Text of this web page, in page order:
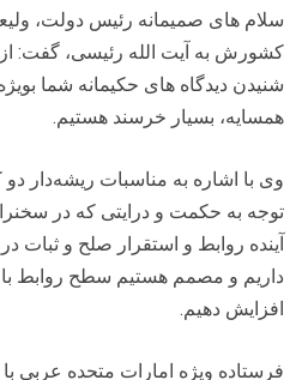
سلام های صمیمانه رئیس دولت،
کشورش به آیت الله رئیسی، گفت:
شنیدن دیدگاه های حکیمانه شما
همسایه، بسیار خرسند هستیم.
وی با اشاره به مناسبات ریشه‌دار
توجه به حکمت و درایتی که در
آینده روابط و استقرار صلح و ثبات
داریم و مصمم هستیم سطح روابط با
افزایش دهیم.
فرستاده ویژه امارات متحده عربی با